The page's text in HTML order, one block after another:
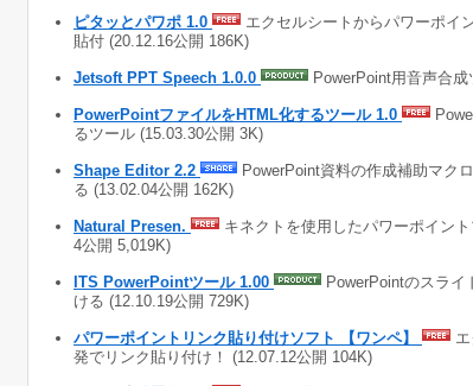
ピタッとパワポ 1.0
エクセルシートからパワーポイ
貼付 (20.12.16公開 186K)
Jetsoft PPT Speech 1.0.0 PowerPoint用音声合
PowerPointファイルをHTML化するツール 1.0
るツール (15.03.30公開 3K)
Shape Editor 2.2
PowerPoint資料の作成補助マク
る (13.02.04公開 162K)
Natural Presen.
キネクトを使用したパワーポイン
4公開 5,019K)
ITS PowerPointツール 1.00
PowerPointのスラ
ける (12.10.19公開 729K)
パワーポイントリンク貼り付けソフト 【ワンペ】
発でリンク貼り付け！ (12.07.12公開 104K)